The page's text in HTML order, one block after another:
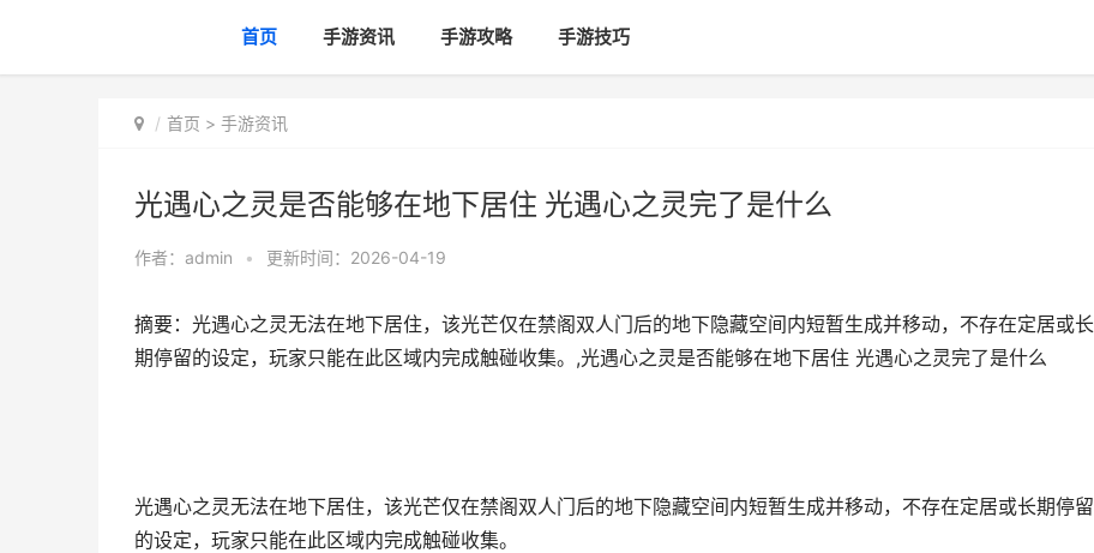
首页 手游资讯 手游攻略 手游技巧
首页 > 手游资讯
光遇心之灵是否能够在地下居住 光遇心之灵完了是什么
作者： admin • 更新时间：2026-04-19
摘要：光遇心之灵无法在地下居住，该光芒仅在禁阁双人门后的地下隐藏空间内短暂生成并移动，不存在定居或长
期停留的设定，玩家只能在此区域内完成触碰收集。,光遇心之灵是否能够在地下居住 光遇心之灵完了是什么
光遇心之灵无法在地下居住，该光芒仅在禁阁双人门后的地下隐藏空间内短暂生成并移动，不存在定居或长期停留
的设定，玩家只能在此区域内完成触碰收集。